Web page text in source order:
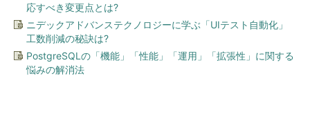
応すべき変更点とは?
ニデックアドバンステクノロジーに学ぶ「UIテスト自動化」
工数削減の秘訣は?
PostgreSQLの「機能」「性能」「運用」「拡張性」に関する
悩みの解消法